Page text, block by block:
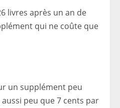
livres après un an de
qui ne coûte que
un supplément peu
peu que 7 cents par